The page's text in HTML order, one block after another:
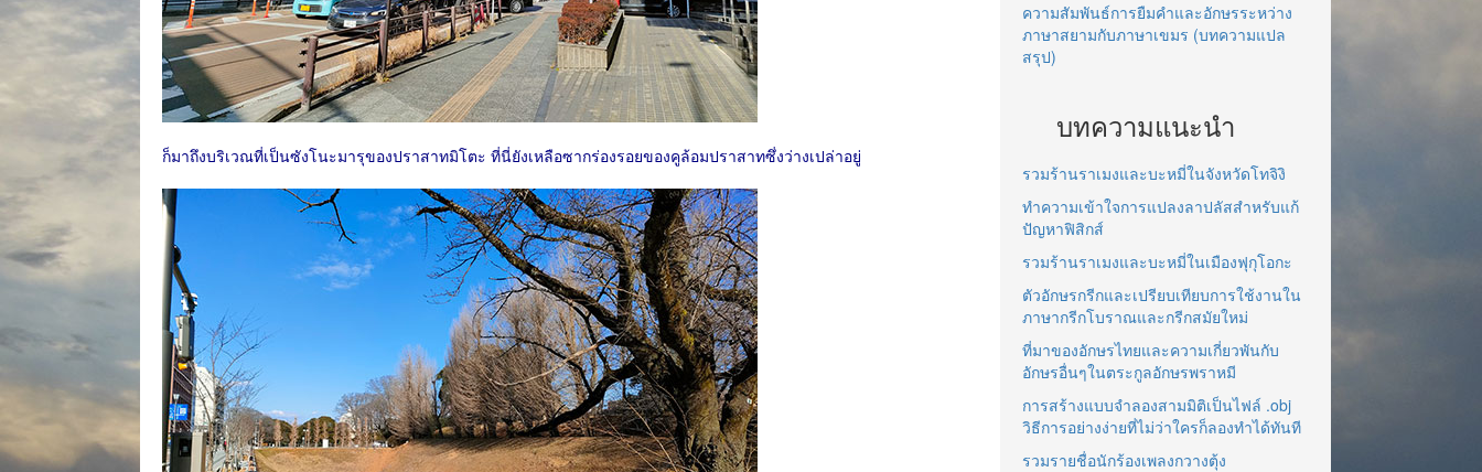
ก็มาถึงบริเวณที่เป็นซังโนะมารุของปราสาทมิโตะ ที่นี่ยังเหลือซากร่องรอยของคูล้อมปราสาทซึ่งว่างเปล่าอยู่
ความสัมพันธ์การยืมคำและอักษรระหว่าง
ภาษาสยามกับภาษาเขมร (บทความแปล
สรุป)
บทความแนะนำ
รวมร้านราเมงและบะหมี่ในจังหวัดโทจิงิ
ทำความเข้าใจการแปลงลาปลัสสำหรับแก้
ปัญหาฟิสิกส์
รวมร้านราเมงและบะหมี่ในเมืองฟุกุโอกะ
ตัวอักษรกรีกและเปรียบเทียบการใช้งานใน
ภาษากรีกโบราณและกรีกสมัยใหม่
ที่มาของอักษรไทยและความเกี่ยวพันกับ
อักษรอื่นๆในตระกูลอักษรพราหมี
การสร้างแบบจำลองสามมิติเป็นไฟล์ .obj
วิธีการอย่างง่ายที่ไม่ว่าใครก็ลองทำได้ทันที
รวมรายชื่อนักร้องเพลงกวางตุ้ง